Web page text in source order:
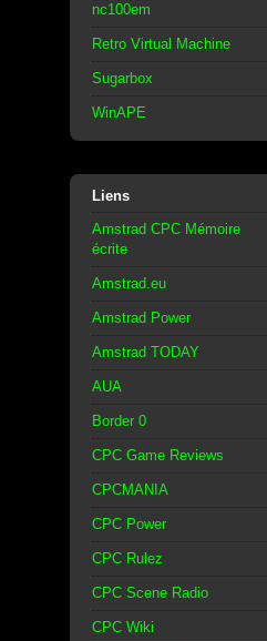
nc100em
Retro Virtual Machine
Sugarbox
WinAPE
Liens
Amstrad CPC Mémoire
écrite
Amstrad.eu
Amstrad Power
Amstrad TODAY
AUA
Border 0
CPC Game Reviews
CPCMANIA
CPC Power
CPC Rulez
CPC Scene Radio
CPC Wiki